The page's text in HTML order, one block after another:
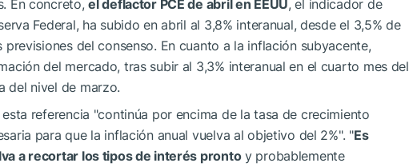
En concreto,el deflactor PCE de abril en EEUU, el indicador de
Federal, ha subido en abril al 3,8% interanual, desde el 3,5% de
del consenso. En cuanto a la inflación subyacente,
del mercado, tras subir al 3,3% interanual en el cuarto mes del
del nivel de marzo.
esta referencia "continúa por encima de la tasa de crecimiento
para que la inflación anual vuelva al objetivo del 2%". "Es
a recortar los tipos de interés prontoy probablemente